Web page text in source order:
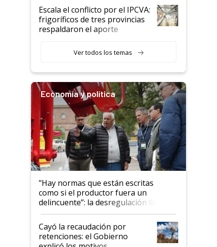
todavía hacen sufrir a estos
animales: "Mientras me
descalificaban, yo seguí
haciendo currículum"
Escala el conflicto por el IPCVA:
frigoríficos de tres provincias
respaldaron el aporte
Ver todos los temas
Economía y política
"Hay normas que están escritas
como si el productor fuera un
delincuente”: la desregulación llegó
al Congreso Aapresid y hasta se
habló del financiamiento al IPCVA
Cayó la recaudación por
retenciones: el Gobierno